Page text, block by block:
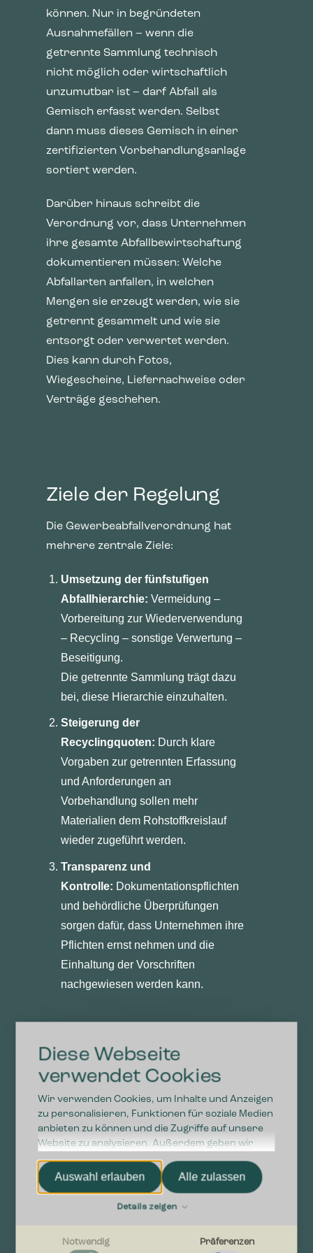
Diese Webseite
verwendet Cookies
Wir verwenden Cookies, um Inhalte und Anzeigen
zu personalisieren, Funktionen für soziale Medien
anbieten zu können und die Zugriffe auf unsere
Website zu analysieren. Außerdem geben wir
Informationen zu Ihrer Verwendung unserer
Website an unsere Partner für soziale Medien,
Werbung und Analysen weiter. Unsere Partner
führen diese Informationen möglicherweise mit
Nutzung der Dienste gesammelt haben.
Auswahl erlauben Alle zulassen
Details zeigen
Notwendig Präferenzen
können. Nur in begründeten
Ausnahmefällen – wenn die
getrennte Sammlung technisch
nicht möglich oder wirtschaftlich
unzumutbar ist – darf Abfall als
Gemisch erfasst werden. Selbst
dann muss dieses Gemisch in einer
zertifizierten Vorbehandlungsanlage
sortiert werden.
Darüber hinaus schreibt die
Verordnung vor, dass Unternehmen
ihre gesamte Abfallbewirtschaftung
dokumentieren müssen: Welche
Abfallarten anfallen, in welchen
Mengen sie erzeugt werden, wie sie
getrennt gesammelt und wie sie
entsorgt oder verwertet werden.
Dies kann durch Fotos,
Wiegescheine, Liefernachweise oder
Verträge geschehen.
Ziele der Regelung
Die Gewerbeabfallverordnung hat
mehrere zentrale Ziele:
Umsetzung der fünfstufigen
Abfallhierarchie: Vermeidung –
Vorbereitung zur Wiederverwendung
– Recycling – sonstige Verwertung –
Beseitigung.
Die getrennte Sammlung trägt dazu
bei, diese Hierarchie einzuhalten.
Steigerung der
Recyclingquoten: Durch klare
Vorgaben zur getrennten Erfassung
und Anforderungen an
Vorbehandlung sollen mehr
Materialien dem Rohstoffkreislauf
wieder zugeführt werden.
Transparenz und
Kontrolle: Dokumentationspflichten
und behördliche Überprüfungen
sorgen dafür, dass Unternehmen ihre
Pflichten ernst nehmen und die
Einhaltung der Vorschriften
nachgewiesen werden kann.
Aktuelle
Entwicklungen und
Ausblick
Die Gewerbeabfallverordnung wird
kontinuierlich weiterentwickelt. Eine
umfassende Novellierung wird
voraussichtlich ab dem1. Juli 2026